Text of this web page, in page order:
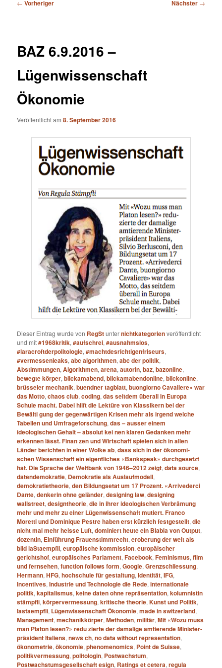
← Vorheriger Nächster →
BAZ 6.9.2016 –
Lügenwissenschaft
Ökonomie
Veröffentlicht am8. September 2016
Dieser Eintrag wurde von RegStunternichtkategorienveröffentlicht
und mit#1968kritik,#aufschrei,#ausnahmslos,
#laracroftderpolitologie,#machtdesrichtigenfriseurs,
#vermessenleaks,abc algorithmen,abc der politik,
Abstimmungen,Algorithmen,arena,autorin,baz,bazonline,
bewegte körper,blickamabend,blickamabendonline,blickonline,
brüsseler mechanik,buendner tagblatt,buongiorno Cavaliere» war
das Motto,chaos club,coding,das seitdem überall in Europa
Schule macht. Dabei hilft die Lektüre von Klassikern bei der
Bewälti­ gung der gegenwärtigen Krisen mehr als irgend­ welche
Tabellen­ und Umfrageforschung,das – ausser einem
ideologischen Gehalt – absolut kei­ nen klaren Gedanken mehr
erkennen lässt. Finan­ zen und Wirtschaft spielen sich in allen
Länder­ berichten in einer Wolke ab,dass sich in der ökonomi­
schen Wissenschaft ein eigentliches «Bankspeak» durchgesetzt
hat. Die Sprache der Weltbank von 1946–2012 zeigt,data source,
datendemokratie, Demokratie als Auslaufmodell,
demokratietheorie,den Bildungsetat um 17 Prozent. «Arrivederci
Dante,denkerin ohne geländer,designing law,designing
wallstreet,designtheorie,die in ihrer ideologischen Verbrämung
mehr und mehr zu einer Lügenwissenschaft mutiert. Franco
Moretti und Dominique Pestre haben erst kürzlich festgestellt,die
nicht mal mehr heisse Luft,dominiert heute ein Blabla von Output,
dozentin, Einführung Frauenstimmrecht,eroberung der welt als
bild laStaempfli,europäische kommission,europäischer
gerichtshof,europäisches Parlament,Facebook,Feminismus,film
und fernsehen,function follows form,Google,Grenzschliessung,
Hermann,HFG,hochschule für gestaltung,Identität,IFG,
Incentives,Industrie und Technologie die Rede,internationale
politik,kapitalismus,keine daten ohne repräsentation,kolumnistin
stämpfli,körpervermessung,kritische theorie,Kunst und Politik,
lastaempfli, Lügenwissenschaft Ökonomie,made in switzerland,
Management,mechanikkörper,Methoden,militär,Mit «Wozu muss
man Platon lesen?» redu­ zierte der damalige amtierende Minister­
präsident Italiens,news ch,no data without representation,
ökonometrie,ökonomie,phenomenomics, Point de Suisse,
politikvermessung,politologin, Postwachstum,
Postwachstumsgesellschaft esign, Ratings et cetera,regula